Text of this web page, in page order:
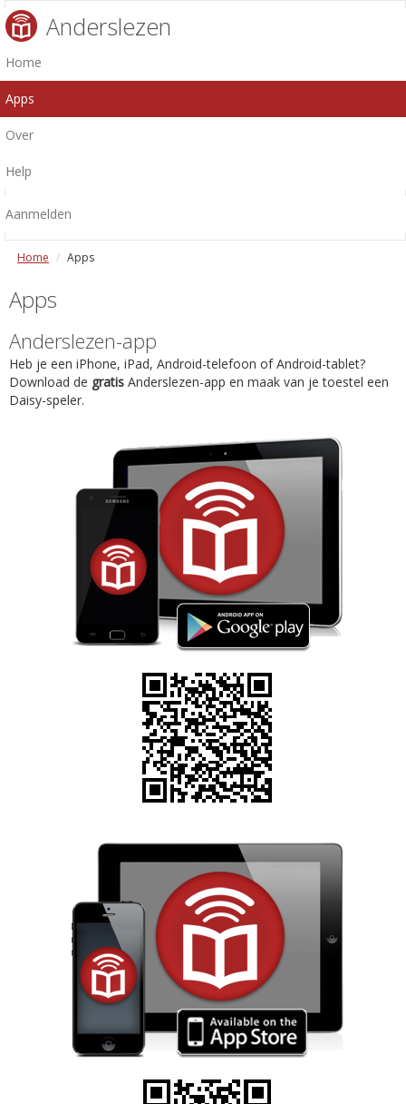
Anderslezen
Home
Apps
Over
Help
Aanmelden
Home Apps
Apps
Anderslezen-app
Heb je een iPhone, iPad, Android-telefoon of Android-tablet?
Download de gratis Anderslezen-app en maak van je toestel een
Daisy-speler.